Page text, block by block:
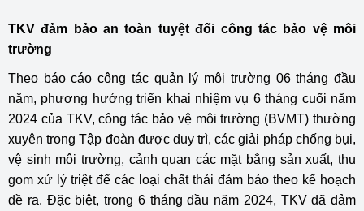
TKV đảm bảo an toàn tuyệt đối công tác bảo vệ môi
trường
Theo báo cáo công tác quản lý môi trường 06 tháng đầu
năm, phương hướng triển khai nhiệm vụ 6 tháng cuối năm
2024 của TKV, công tác bảo vệ môi trường (BVMT) thường
xuyên trong Tập đoàn được duy trì, các giải pháp chống bụi,
vệ sinh môi trường, cảnh quan các mặt bằng sản xuất, thu
gom xử lý triệt để các loại chất thải đảm bảo theo kế hoạch
đề ra. Đặc biệt, trong 6 tháng đầu năm 2024, TKV đã đảm